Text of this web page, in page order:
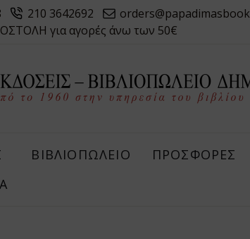
210 3642692
για αγορές άνω των 50€
ΒΙΒΛΙΟΠΩΛΕΙΟ ΠΡΟΣΦΟΡΕΣ